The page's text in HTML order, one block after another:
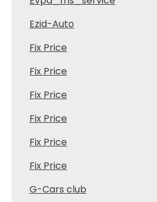
Ezid-Auto
Fix Price
Fix Price
Fix Price
Fix Price
Fix Price
Fix Price
G-Cars club